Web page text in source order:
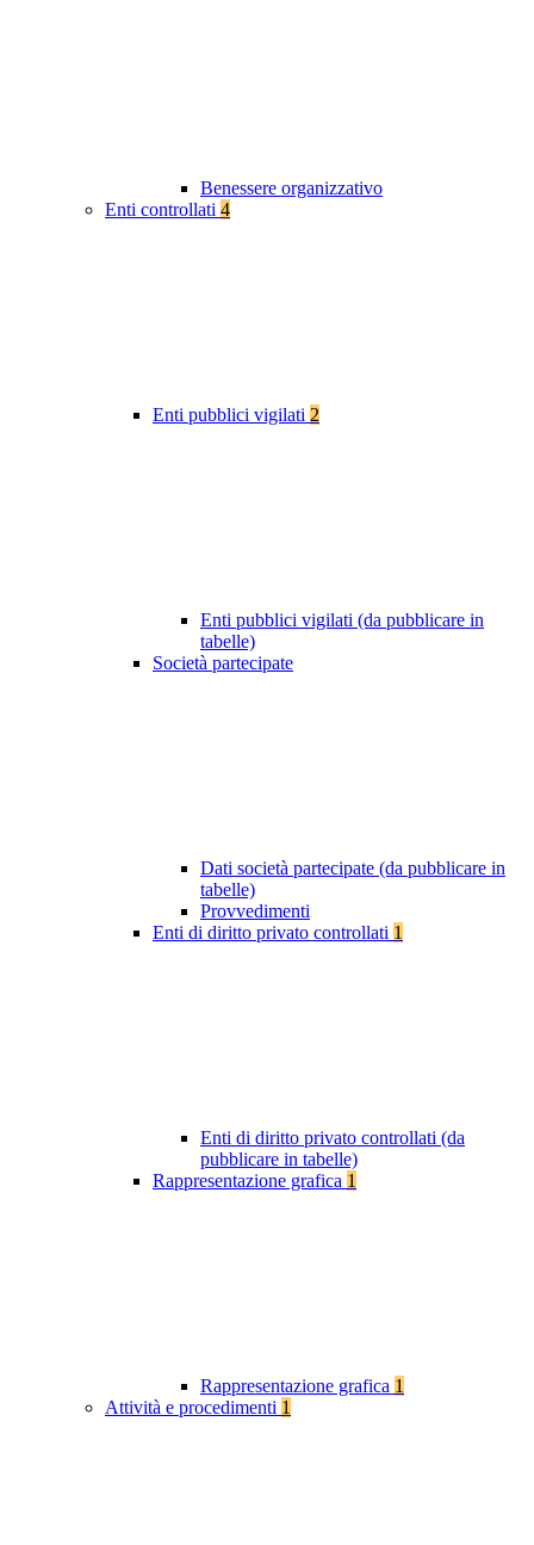
Benessere organizzativo
Enti controllati 4
Enti pubblici vigilati 2
Enti pubblici vigilati (da pubblicare in
tabelle)
Società partecipate
Dati società partecipate (da pubblicare in
tabelle)
Provvedimenti
Enti di diritto privato controllati 1
Enti di diritto privato controllati (da
pubblicare in tabelle)
Rappresentazione grafica 1
Rappresentazione grafica 1
Attività e procedimenti 1